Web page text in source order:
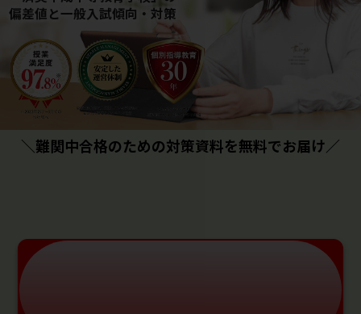
偏差値と一般入試傾向・対策
＼難関中合格のための対策資料を無料でお届け／